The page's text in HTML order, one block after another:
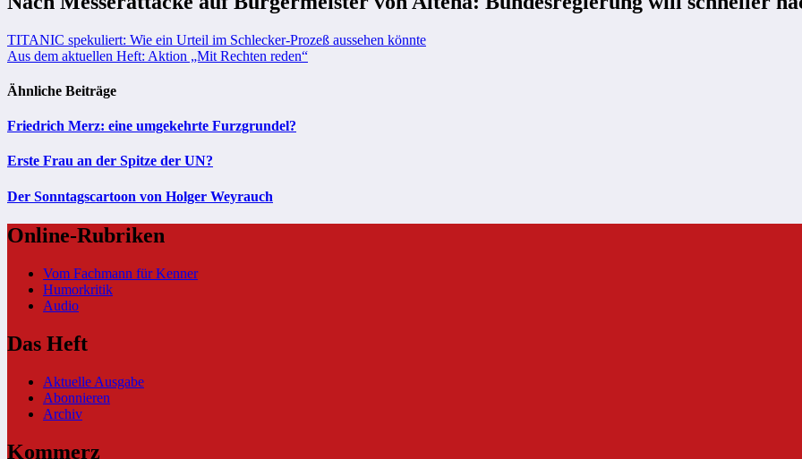
Beitragsnavigation
TITANIC spekuliert: Wie ein Urteil im Schlecker-Prozeß aussehen könnte
Aus dem aktuellen Heft: Aktion „Mit Rechten reden“
Ähnliche Beiträge
Friedrich Merz: eine umgekehrte Furzgrundel?
Erste Frau an der Spitze der UN?
Der Sonntagscartoon von Holger Weyrauch
Online-Rubriken
Vom Fachmann für Kenner
Humorkritik
Audio
Das Heft
Aktuelle Ausgabe
Abonnieren
Archiv
Kommerz